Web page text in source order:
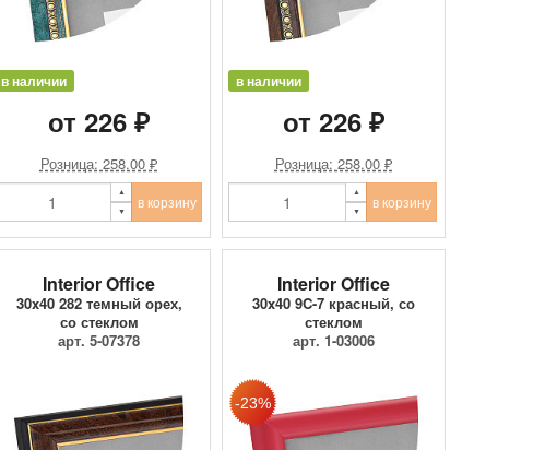
в наличии
от 226 ₽
Розница: 258.00 ₽
в корзину
в наличии
от 226 ₽
Розница: 258.00 ₽
в корзину
Interior Office
30x40 282 темный орех,
со стеклом
арт. 5-07378
Interior Office
30x40 9C-7 красный, со
стеклом
арт. 1-03006